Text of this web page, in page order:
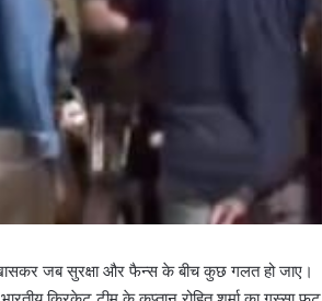
जब सुरक्षा और फैन्स के बीच कुछ गलत हो जाए।